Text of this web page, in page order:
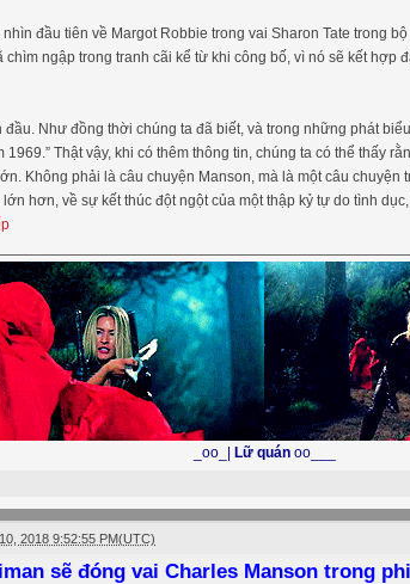
đầu tiên về Margot Robbie trong vai Sharon Tate trong
chìm ngập trong tranh cãi kể từ khi công bố, vì nó sẽ kết hợp
đầu. Như đồng thời chúng ta đã biết, và trong những phát
Thật vậy, khi có thêm thông tin, chúng ta có thể thấy
Không phải là câu chuyện Manson, mà là một câu
hơn, về sự kết thúc đột ngột của một thập kỷ tự do tình
_oo_| Lữ quán oo___
2018 9:52:55 PM(UTC)
sẽ đóng vai Charles Manson trong